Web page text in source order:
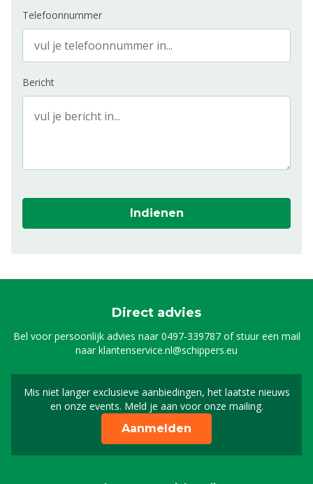
Telefoonnummer
Bericht
Indienen
Direct advies
Bel voor persoonlijk advies naar0497-339787of stuur een mail
naarklantenservice.nl@schippers.eu
Mis niet langer exclusieve aanbiedingen, het laatste nieuws
en onze events. Meld je aan voor onze mailing.
Schrijf je in voor onze
Aanmelden